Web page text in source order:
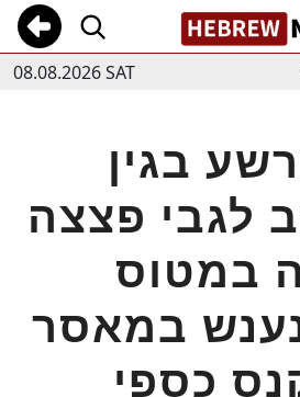
08.08.2026 SAT
בגין
לגבי פצצה
במטוס
במאסר
כספי